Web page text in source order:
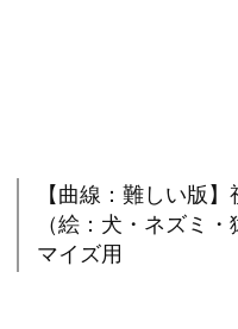
【曲線：難しい版
（絵：犬・ネズミ
マイズ用